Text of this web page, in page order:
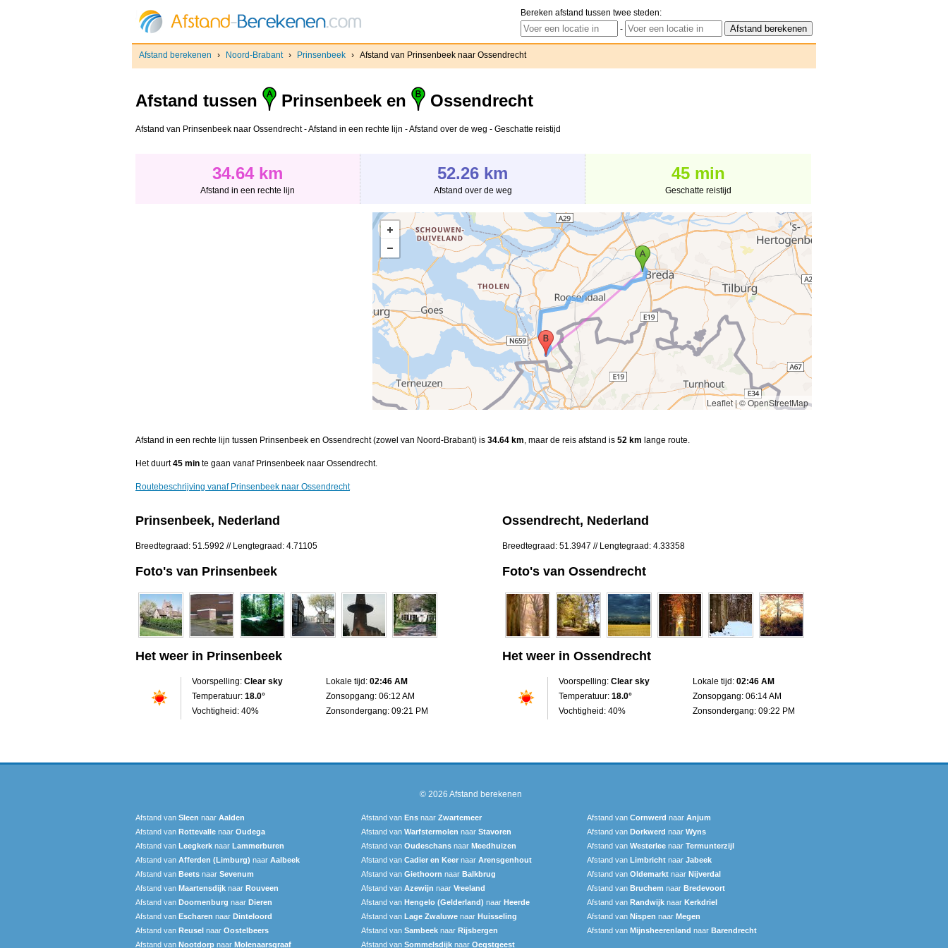
Bereken afstand tussen twee steden:
-
Afstand berekenen › Noord-Brabant › Prinsenbeek › Afstand van Prinsenbeek naar Ossendrecht
Afstand tussen Prinsenbeek en Ossendrecht
Afstand van Prinsenbeek naar Ossendrecht - Afstand in een rechte lijn - Afstand over de weg - Geschatte reistijd
34.64 km
Afstand in een rechte lijn
52.26 km
Afstand over de weg
45 min
Geschatte reistijd
Leaflet|© OpenStreetMap
Afstand in een rechte lijn tussen Prinsenbeek en Ossendrecht (zowel van Noord-Brabant) is 34.64 km, maar de reis afstand is 52 km lange route.
Het duurt45 min te gaan vanaf Prinsenbeek naar Ossendrecht.
Routebeschrijving vanaf Prinsenbeek naar Ossendrecht
Prinsenbeek, Nederland
Breedtegraad: 51.5992 // Lengtegraad: 4.71105
Foto's van Prinsenbeek
Het weer in Prinsenbeek
Voorspelling: Clear sky
Temperatuur: 18.0°
Vochtigheid: 40%
Lokale tijd: 02:46 AM
Zonsopgang: 06:12 AM
Zonsondergang: 09:21 PM
Ossendrecht, Nederland
Breedtegraad: 51.3947 // Lengtegraad: 4.33358
Foto's van Ossendrecht
Het weer in Ossendrecht
Voorspelling: Clear sky
Temperatuur: 18.0°
Vochtigheid: 40%
Lokale tijd: 02:46 AM
Zonsopgang: 06:14 AM
Zonsondergang: 09:22 PM
© 2026 Afstand berekenen
Afstand van Sleen naar Aalden Afstand van Ens naar Zwartemeer Afstand van Cornwerd naar Anjum
Afstand van Rottevalle naar Oudega Afstand van Warfstermolen naar Stavoren Afstand van Dorkwerd naar Wyns
Afstand van Leegkerk naar Lammerburen Afstand van Oudeschans naar Meedhuizen Afstand van Westerlee naar Termunterzijl
Afstand van Afferden (Limburg) naar Aalbeek Afstand van Cadier en Keer naar Arensgenhout Afstand van Limbricht naar Jabeek
Afstand van Beets naar Sevenum Afstand van Giethoorn naar Balkbrug Afstand van Oldemarkt naar Nijverdal
Afstand van Maartensdijk naar Rouveen Afstand van Azewijn naar Vreeland Afstand van Bruchem naar Bredevoort
Afstand van Doornenburg naar Dieren Afstand van Hengelo (Gelderland) naar Heerde Afstand van Randwijk naar Kerkdriel
Afstand van Escharen naar Dinteloord Afstand van Lage Zwaluwe naar Huisseling Afstand van Nispen naar Megen
Afstand van Reusel naar Oostelbeers Afstand van Sambeek naar Rijsbergen Afstand van Mijnsheerenland naar Barendrecht
Afstand van Nootdorp naar Molenaarsgraaf Afstand van Sommelsdijk naar Oegstgeest